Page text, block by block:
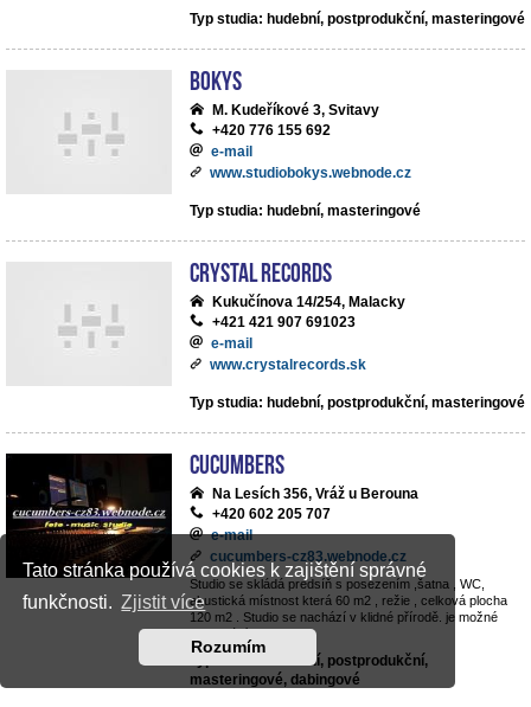
Tato stránka používá cookies k zajištění správné
funkčnosti. Zjistit více
Rozumím
Typ studia: hudební, postprodukční, masteringové
BoKys
M. Kudeříkové 3, Svitavy
+420 776 155 692
e-mail
www.studiobokys.webnode.cz
Typ studia: hudební, masteringové
Crystal Records
Kukučínova 14/254, Malacky
+421 421 907 691023
e-mail
www.crystalrecords.sk
Typ studia: hudební, postprodukční, masteringové
cucumbers
Na Lesích 356, Vráž u Berouna
+420 602 205 707
e-mail
cucumbers-cz83.webnode.cz
Studio se skládá predsíň s posezením ,šatna , WC,
akustická místnost která 60 m2 , režie , celková plocha
120 m2 . Studio se nachází v klidné přírodě. je možné
parkování v objektu .
Typ studia: hudební, postprodukční,
masteringové, dabingové